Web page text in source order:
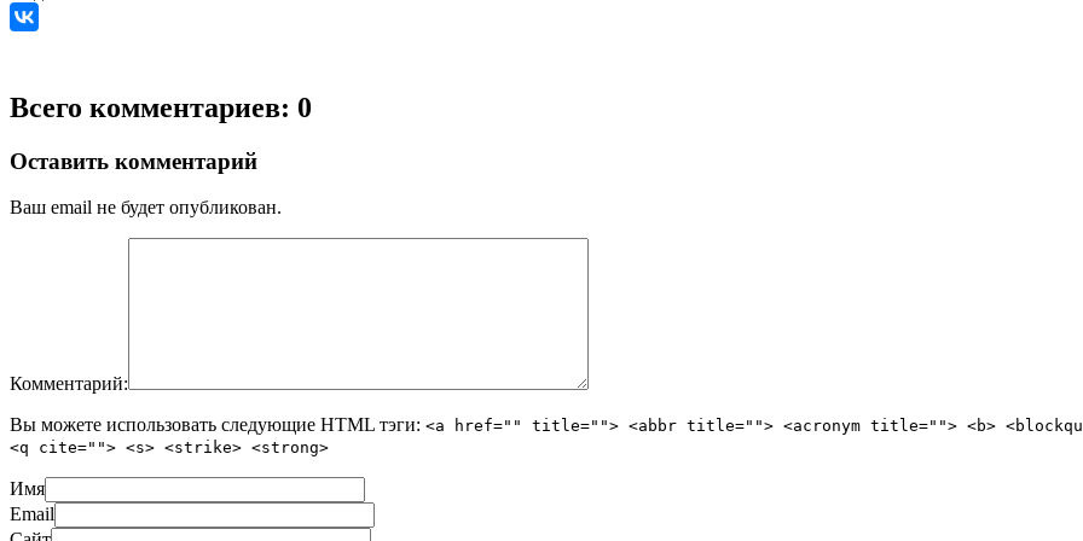
Всего комментариев: 0
Оставить комментарий
Ваш email не будет опубликован.
Комментарий:
Вы можете использовать следующие HTML тэги: <a href="" title=""> <abbr title=""> <acronym title=""> <b>
<q cite=""> <s> <strike> <strong>
Имя
Email